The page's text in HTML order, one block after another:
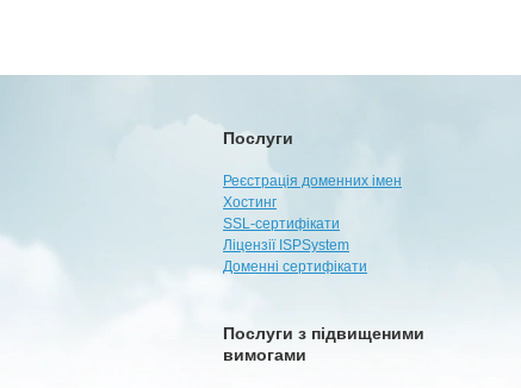
Послуги
Реєстрація доменних імен
Хостинг
SSL-сертифікати
Ліцензії ISPSystem
Доменні сертифікати
Послуги з підвищеними
вимогами